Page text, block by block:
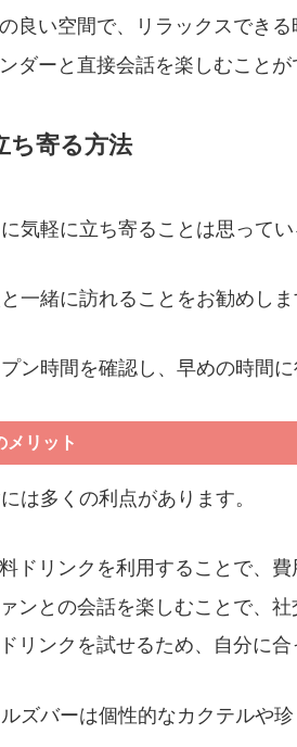
良い空間で、リラックスできる
ダーと直接会話を楽しむことが
ち寄る方法
気軽に立ち寄ることは思ってい
一緒に訪れることをお勧めし
ン時間を確認し、早めの時間
メリット
は多くの利点があります。
ドリンクを利用することで、費
ンとの会話を楽しむことで、社
リンクを試せるため、自分に合
ズバーは個性的なカクテルや